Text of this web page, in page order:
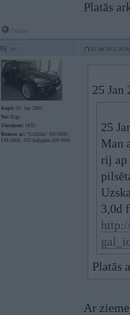
Platās
Dj 25. Jan 2012, 20:36
Kopš: 31. Jan 2003
No: Rīga
Ziņojumi: 1832
Braucu ar: "UAZiku" MJ-3000,
FM-3000, 325 huļigānu AN-3000
25 Jan
25
Man
rij ap
3,0d
Platās
Ar